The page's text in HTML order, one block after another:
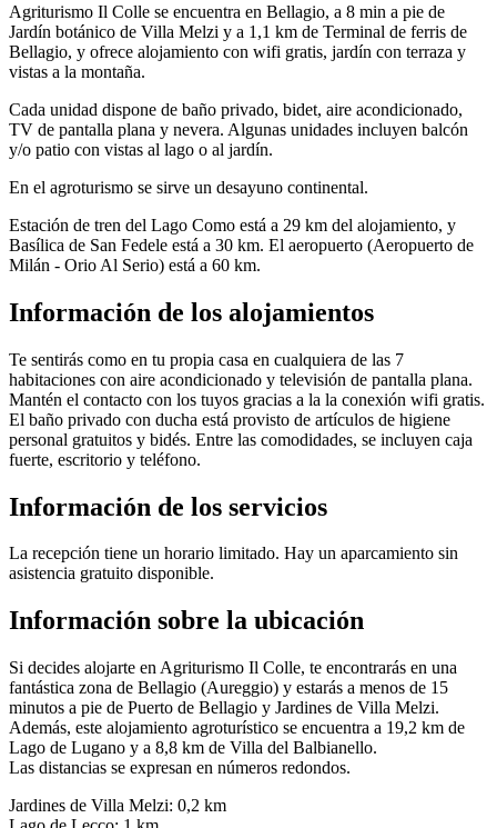
Agriturismo Il Colle se encuentra en Bellagio, a 8 min a pie de
Jardín botánico de Villa Melzi y a 1,1 km de Terminal de ferris de
Bellagio, y ofrece alojamiento con wifi gratis, jardín con terraza y
vistas a la montaña.
Cada unidad dispone de baño privado, bidet, aire acondicionado,
TV de pantalla plana y nevera. Algunas unidades incluyen balcón
y/o patio con vistas al lago o al jardín.
En el agroturismo se sirve un desayuno continental.
Estación de tren del Lago Como está a 29 km del alojamiento, y
Basílica de San Fedele está a 30 km. El aeropuerto (Aeropuerto de
Milán - Orio Al Serio) está a 60 km.
Información de los alojamientos
Te sentirás como en tu propia casa en cualquiera de las 7
habitaciones con aire acondicionado y televisión de pantalla plana.
Mantén el contacto con los tuyos gracias a la la conexión wifi gratis.
El baño privado con ducha está provisto de artículos de higiene
personal gratuitos y bidés. Entre las comodidades, se incluyen caja
fuerte, escritorio y teléfono.
Información de los servicios
La recepción tiene un horario limitado. Hay un aparcamiento sin
asistencia gratuito disponible.
Información sobre la ubicación
Si decides alojarte en Agriturismo Il Colle, te encontrarás en una
fantástica zona de Bellagio (Aureggio) y estarás a menos de 15
minutos a pie de Puerto de Bellagio y Jardines de Villa Melzi.
Además, este alojamiento agroturístico se encuentra a 19,2 km de
Lago de Lugano y a 8,8 km de Villa del Balbianello.
Las distancias se expresan en números redondos.
Jardines de Villa Melzi: 0,2 km